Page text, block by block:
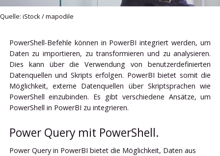
Quelle: iStock / mapodile
PowerShell-Befehle können in PowerBI integriert werden, um
Daten zu importieren, zu transformieren und zu analysieren.
Dies kann über die Verwendung von benutzerdefinierten
Datenquellen und Skripts erfolgen. PowerBI bietet somit die
Möglichkeit, externe Datenquellen über Skriptsprachen wie
PowerShell einzubinden. Es gibt verschiedene Ansätze, um
PowerShell in PowerBI zu integrieren.
Power Query mit PowerShell.
Power Query in PowerBI bietet die Möglichkeit, Daten aus